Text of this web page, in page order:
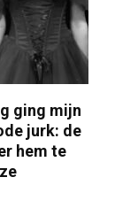
ging mijn
jurk: de
hem te